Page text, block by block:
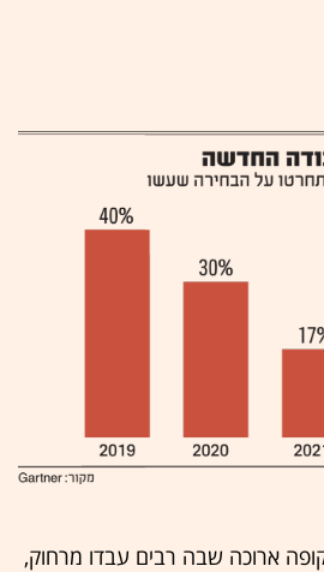
ארוכה שבה רבים עבדו מרחוק,